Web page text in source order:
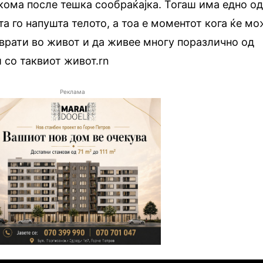
после тешка сообраќајка. Тогаш има едно од
го напушта телото, а тоа е моментот кога ќе
во живот и да живее многу поразлично од
таквиот живот.rn
Реклама